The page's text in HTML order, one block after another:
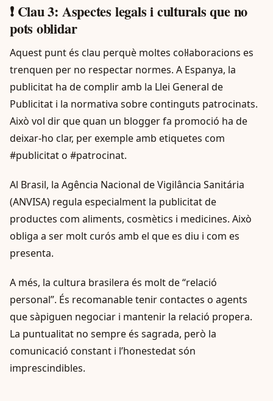
❗ Clau 3: Aspectes legals i culturals que no
pots oblidar
Aquest punt és clau perquè moltes col·laboracions es
trenquen per no respectar normes. A Espanya, la
publicitat ha de complir amb la Llei General de
Publicitat i la normativa sobre continguts patrocinats.
Això vol dir que quan un blogger fa promoció ha de
deixar-ho clar, per exemple amb etiquetes com
#publicitat o #patrocinat.
Al Brasil, la Agência Nacional de Vigilância Sanitária
(ANVISA) regula especialment la publicitat de
productes com aliments, cosmètics i medicines. Això
obliga a ser molt curós amb el que es diu i com es
presenta.
A més, la cultura brasilera és molt de “relació
personal”. És recomanable tenir contactes o agents
que sàpiguen negociar i mantenir la relació propera.
La puntualitat no sempre és sagrada, però la
comunicació constant i l’honestedat són
imprescindibles.